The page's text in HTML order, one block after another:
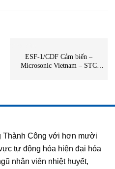
ESF-1/CDF Cảm biến –
Microsonic Vietnam – STC
Thành Công với hơn mười
tự động hóa hiện đại hóa
nhân viên nhiệt huyết,